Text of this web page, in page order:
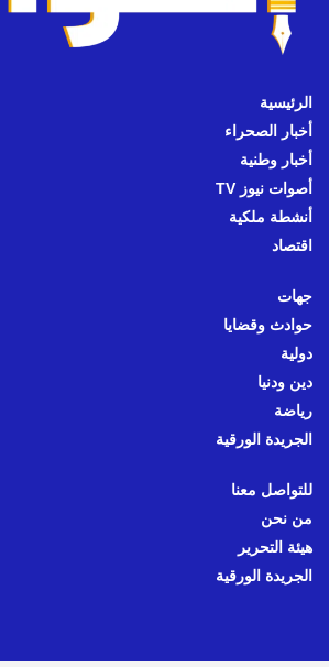
الرئيسية
أخبار الصحراء
أخبار وطنية
أصوات نيوز TV
أنشطة ملكية
اقتصاد
جهات
حوادث وقضايا
دولية
دين ودنيا
رياضة
الجريدة الورقية
للتواصل معنا
من نحن
هيئة التحرير
الجريدة الورقية